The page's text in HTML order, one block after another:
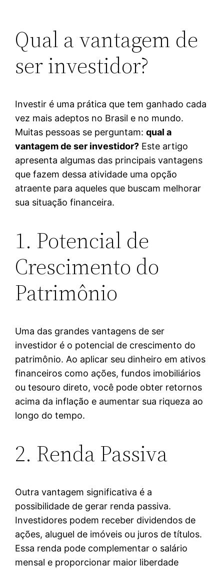
Qual a vantagem de
ser investidor?
Investir é uma prática que tem ganhado cada
vez mais adeptos no Brasil e no mundo.
Muitas pessoas se perguntam:qual a
vantagem de ser investidor? Este artigo
apresenta algumas das principais vantagens
que fazem dessa atividade uma opção
atraente para aqueles que buscam melhorar
sua situação financeira.
1. Potencial de
Crescimento do
Patrimônio
Uma das grandes vantagens de ser
investidor é o potencial de crescimento do
patrimônio. Ao aplicar seu dinheiro em ativos
financeiros como ações, fundos imobiliários
ou tesouro direto, você pode obter retornos
acima da inflação e aumentar sua riqueza ao
longo do tempo.
2. Renda Passiva
Outra vantagem significativa é a
possibilidade de gerar renda passiva.
Investidores podem receber dividendos de
ações, aluguel de imóveis ou juros de títulos.
Essa renda pode complementar o salário
mensal e proporcionar maior liberdade